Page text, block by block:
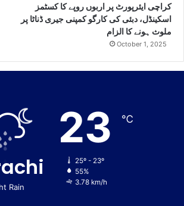
کراچی ایئرپورٹ پر اربوں روپے کا کسٹمز
اسکینڈل، دبئی کی کارگو کمپنی جیری ڈناٹا پر
ملوث ہونے کا الزام
October 1, 2025
Rain
23 ℃
25º - 23º
55%
3.78 km/h